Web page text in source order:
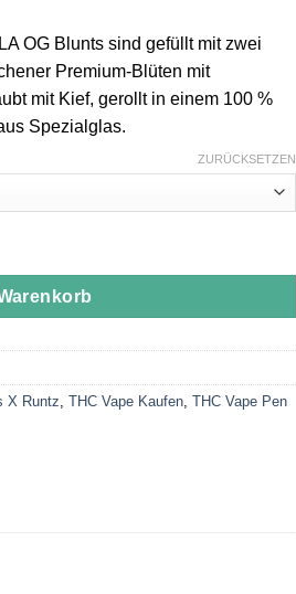
OG Blunts sind gefüllt mit zwei
Premium-Blüten mit
mit Kief, gerollt in einem 100 %
Spezialglas.
ZURÜCKSETZEN
X Runtz, THC Vape Kaufen, THC Vape Pen